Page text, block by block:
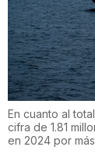
En cuanto al
cifra de 1.81
en 2024 por